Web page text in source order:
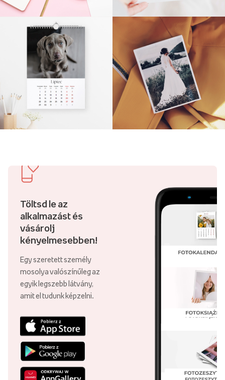
Töltsd le az
alkalmazást és
vásárolj
kényelmesebben!
Egy szeretett személy
mosolya valószínűleg az
egyik legszebb látvány,
amit el tudunk képzelni.